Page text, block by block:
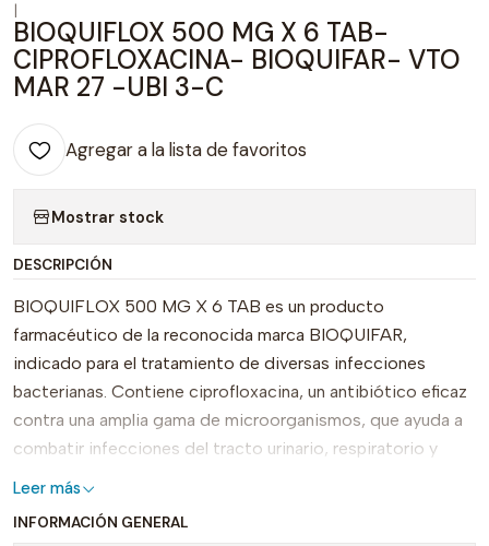
BIOQUIFLOX 500 MG X 6 TAB-
CIPROFLOXACINA- BIOQUIFAR- VTO
MAR 27 -UBI 3-C
Agregar a la lista de favoritos
Mostrar stock
DESCRIPCIÓN
BIOQUIFLOX 500 MG X 6 TAB es un producto
farmacéutico de la reconocida marca BIOQUIFAR,
indicado para el tratamiento de diversas infecciones
bacterianas. Contiene ciprofloxacina, un antibiótico eficaz
contra una amplia gama de microorganismos, que ayuda a
combatir infecciones del tracto urinario, respiratorio y
otras condiciones graves.
Este medicamento se presenta en un práctico formato de
Leer más
INFORMACIÓN GENERAL